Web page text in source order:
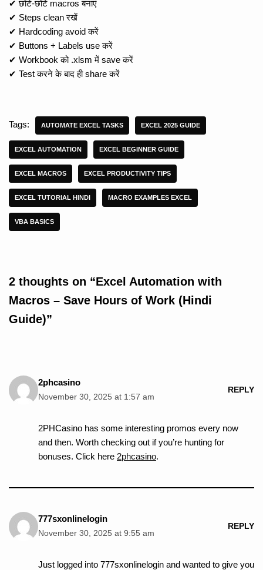
✔ छोटे-छोटे macros बनाएं
✔ Steps clean रखें
✔ Hardcoding avoid करें
✔ Buttons + Labels use करें
✔ Workbook को .xlsm में save करें
✔ Test करने के बाद ही share करें
Tags: AUTOMATE EXCEL TASKS EXCEL 2025 GUIDE
EXCEL AUTOMATION EXCEL BEGINNER GUIDE
EXCEL MACROS EXCEL PRODUCTIVITY TIPS
EXCEL TUTORIAL HINDI MACRO EXAMPLES EXCEL
VBA BASICS
2 thoughts on “Excel Automation with
Macros – Save Hours of Work (Hindi
Guide)”
2phcasino
November 30, 2025 at 1:57 am
REPLY
2PHCasino has some interesting promos every now
and then. Worth checking out if you’re hunting for
bonuses. Click here 2phcasino.
777sxonlinelogin
November 30, 2025 at 9:55 am
REPLY
Just logged into 777sxonlinelogin and wanted to give you